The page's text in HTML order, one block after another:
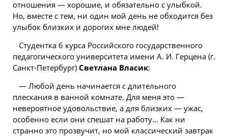
отношения — хорошие, и обязательно с улыбкой.
Но, вместе с тем, ни один мой день не обходится без
улыбок близких и дорогих мне людей!
Студентка 6 курса Российского государственного
педагогического университета имени А. И. Герцена (г.
Санкт-Петербург) Светлана Власик:
— Любой день начинается с длительного
плескания в ванной комнате. Для меня это —
невероятное удовольствие, а для близких — ужас,
особенно если они спешат на работу... Как ни
странно это прозвучит, но мой классический завтрак